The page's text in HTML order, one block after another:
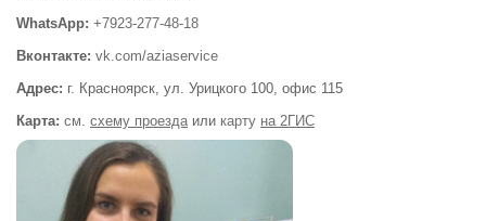
WhatsApp: +7923-277-48-18
Вконтакте: vk.com/aziaservice
Адрес: г. Красноярск, ул. Урицкого 100, офис 115
Карта: см. схему проездаили карту на 2ГИС